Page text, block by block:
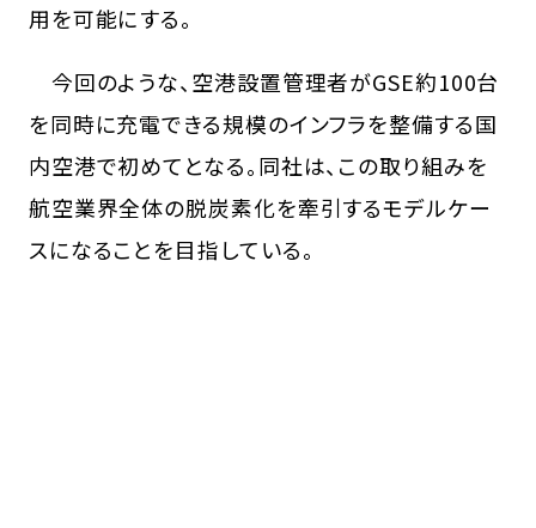
用を可能にする。
今回のような、空港設置管理者がGSE約100台
を同時に充電できる規模のインフラを整備する国
内空港で初めてとなる。同社は、この取り組みを
航空業界全体の脱炭素化を牽引するモデルケー
スになることを目指している。